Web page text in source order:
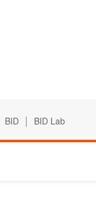
BID | BID Lab